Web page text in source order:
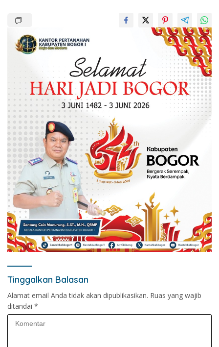
Tinggalkan Balasan
Alamat email Anda tidak akan dipublikasikan. Ruas yang wajib
ditandai *